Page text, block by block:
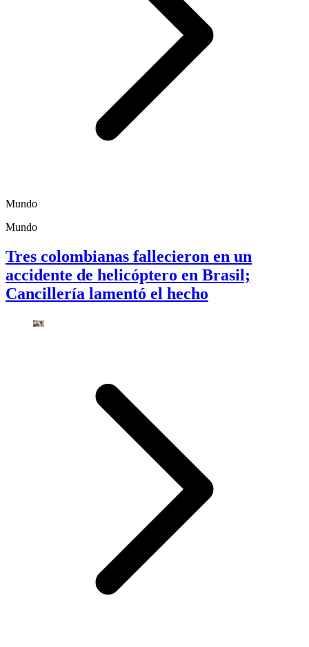
Mundo
Mundo
Tres colombianas fallecieron en un
accidente de helicóptero en Brasil;
Cancillería lamentó el hecho